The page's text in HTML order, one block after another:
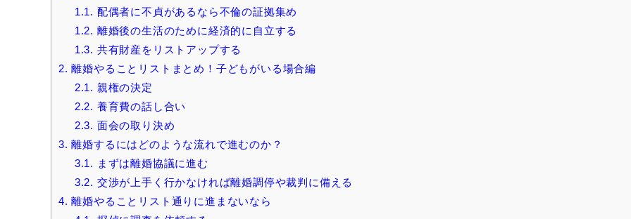
1.1. 配偶者に不貞があるなら不倫の証拠集め
1.2. 離婚後の生活のために経済的に自立する
1.3. 共有財産をリストアップする
2. 離婚やることリストまとめ！子どもがいる場合編
2.1. 親権の決定
2.2. 養育費の話し合い
2.3. 面会の取り決め
3. 離婚するにはどのような流れで進むのか？
3.1. まずは離婚協議に進む
3.2. 交渉が上手く行かなければ離婚調停や裁判に備える
4. 離婚やることリスト通りに進まないなら